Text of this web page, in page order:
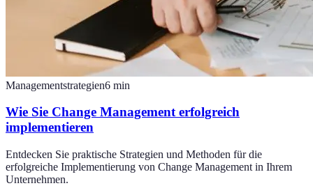
Managementstrategien6 min
Wie Sie Change Management erfolgreich
implementieren
Entdecken Sie praktische Strategien und Methoden für die
erfolgreiche Implementierung von Change Management in Ihrem
Unternehmen.